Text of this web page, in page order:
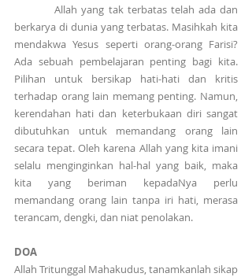
          Allah yang tak terbatas telah ada dan
berkarya di dunia yang terbatas. Masihkah kita
mendakwa Yesus seperti orang-orang Farisi?
Ada sebuah pembelajaran penting bagi kita.
Pilihan untuk bersikap hati-hati dan kritis
terhadap orang lain memang penting. Namun,
kerendahan hati dan keterbukaan diri sangat
dibutuhkan untuk memandang orang lain
secara tepat. Oleh karena Allah yang kita imani
selalu menginginkan hal-hal yang baik, maka
kita yang beriman kepadaNya perlu
memandang orang lain tanpa iri hati, merasa
terancam, dengki, dan niat penolakan.
DOA
Allah Tritunggal Mahakudus, tanamkanlah sikap